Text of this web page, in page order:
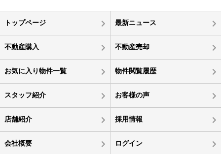
トップページ 最新ニュース
不動産購入 不動産売却
お気に入り物件一覧 物件閲覧履歴
スタッフ紹介 お客様の声
店舗紹介 採用情報
会社概要 ログイン